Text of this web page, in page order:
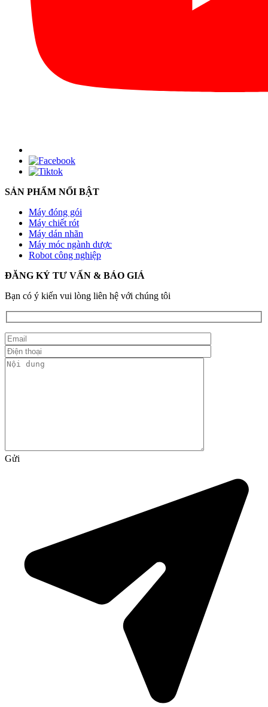
SẢN PHẨM NỔI BẬT
Máy đóng gói
Máy chiết rót
Máy dán nhãn
Máy móc ngành dược
Robot công nghiệp
ĐĂNG KÝ TƯ VẤN & BÁO GIÁ
Bạn có ý kiến vui lòng liên hệ với chúng tôi
Gửi